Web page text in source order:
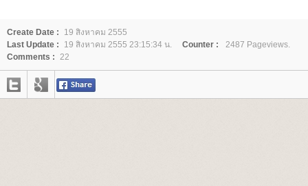
Create Date :
19 สิงหาคม 2555
Last Update :
19 สิงหาคม 2555 23:15:34 น. Counter :
2487 Pageviews.
Comments : 22